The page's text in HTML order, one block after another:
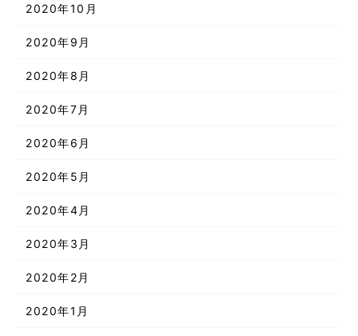
2020年10月
2020年9月
2020年8月
2020年7月
2020年6月
2020年5月
2020年4月
2020年3月
2020年2月
2020年1月